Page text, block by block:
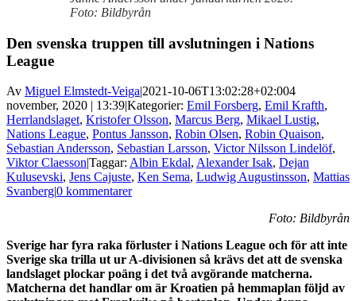
Foto: Bildbyrån
Den svenska truppen till avslutningen i Nations
League
Av Miguel Elmstedt-Veiga|2021-10-06T13:02:28+02:004
november, 2020 | 13:39|Kategorier: Emil Forsberg, Emil Krafth,
Herrlandslaget, Kristofer Olsson, Marcus Berg, Mikael Lustig,
Nations League, Pontus Jansson, Robin Olsen, Robin Quaison,
Sebastian Andersson, Sebastian Larsson, Victor Nilsson Lindelöf,
Viktor Claesson|Taggar: Albin Ekdal, Alexander Isak, Dejan
Kulusevski, Jens Cajuste, Ken Sema, Ludwig Augustinsson, Mattias
Svanberg|0 kommentarer
Foto: Bildbyrån
Sverige har fyra raka förluster i Nations League och för att inte
Sverige ska trilla ut ur A-divisionen så krävs det att de svenska
landslaget plockar poäng i det två avgörande matcherna.
Matcherna det handlar om är Kroatien på hemmaplan följd av